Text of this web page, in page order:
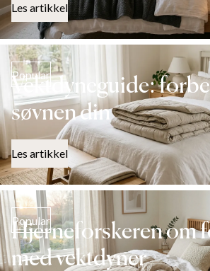
Les artikkel
Popular
Vektdyneguide:
søvnen din
Les artikkel
Popular
Hjerneforskeren om
med vektdyner